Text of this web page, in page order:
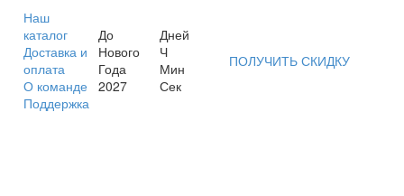
Наш
каталог
Доставка и
оплата
О команде
Поддержка
До
Нового
Года
2027
Дней
Ч
Мин
Сек
ПОЛУЧИТЬ СКИДКУ